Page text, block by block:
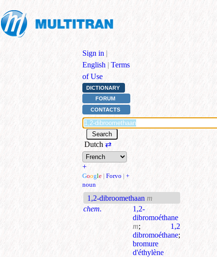
Sign in |
English | Terms
of Use
DICTIONARY
FORUM
CONTACTS
Dutch ⇄
+
Google | Forvo | +
noun
1,2-dibroomethaan m
chem.
1,2-
dibromoéthane
m; 1,2
dibromoéthane;
bromure
d'éthylène